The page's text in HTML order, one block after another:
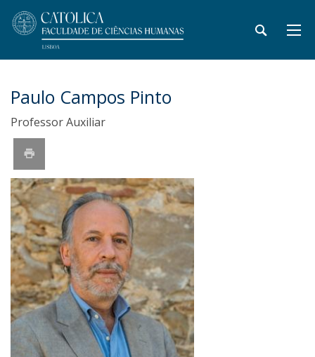
Paulo Campos Pinto
Professor Auxiliar